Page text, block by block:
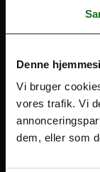
Denne
Vi bruger
vores trafik. Vi
dem, eller som